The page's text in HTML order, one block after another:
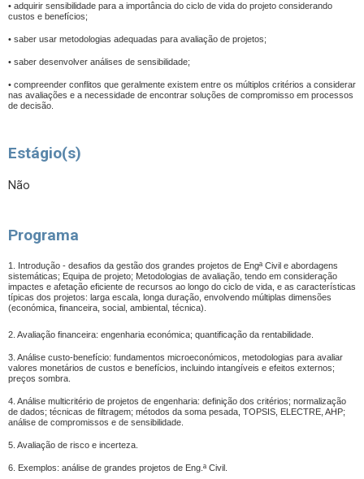
• adquirir sensibilidade para a importância do ciclo de vida do projeto considerando
custos e benefícios;
• saber usar metodologias adequadas para avaliação de projetos;
• saber desenvolver análises de sensibilidade;
• compreender conflitos que geralmente existem entre os múltiplos critérios a considerar
nas avaliações e a necessidade de encontrar soluções de compromisso em processos
de decisão.
Estágio(s)
Não
Programa
1. Introdução - desafios da gestão dos grandes projetos de Engª Civil e abordagens
sistemáticas; Equipa de projeto; Metodologias de avaliação, tendo em consideração
impactes e afetação eficiente de recursos ao longo do ciclo de vida, e as características
típicas dos projetos: larga escala, longa duração, envolvendo múltiplas dimensões
(económica, financeira, social, ambiental, técnica).
2. Avaliação financeira: engenharia económica; quantificação da rentabilidade.
3. Análise custo-benefício: fundamentos microeconómicos, metodologias para avaliar
valores monetários de custos e benefícios, incluindo intangíveis e efeitos externos;
preços sombra.
4. Análise multicritério de projetos de engenharia: definição dos critérios; normalização
de dados; técnicas de filtragem; métodos da soma pesada, TOPSIS, ELECTRE, AHP;
análise de compromissos e de sensibilidade.
5. Avaliação de risco e incerteza.
6. Exemplos: análise de grandes projetos de Eng.ª Civil.